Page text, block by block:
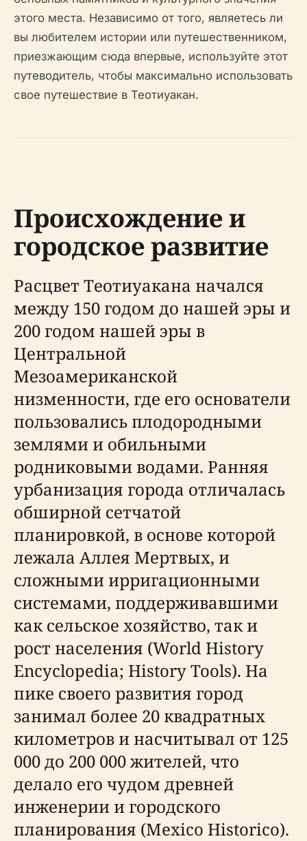
этого места. Независимо от того, являетесь ли
вы любителем истории или путешественником,
приезжающим сюда впервые, используйте этот
путеводитель, чтобы максимально использовать
свое путешествие в Теотиуакан.
Происхождение и
городское развитие
Расцвет Теотиуакана начался
между 150 годом до нашей эры и
200 годом нашей эры в
Центральной
Мезоамериканской
низменности, где его основатели
пользовались плодородными
землями и обильными
родниковыми водами. Ранняя
урбанизация города отличалась
обширной сетчатой
планировкой, в основе которой
лежала Аллея Мертвых, и
сложными ирригационными
системами, поддерживавшими
как сельское хозяйство, так и
рост населения (World History
Encyclopedia; History Tools). На
пике своего развития город
занимал более 20 квадратных
километров и насчитывал от 125
000 до 200 000 жителей, что
делало его чудом древней
инженерии и городского
планирования (Mexico Historico).